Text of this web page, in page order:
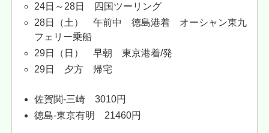
24日～28日 四国ツーリング
28日（土） 午前中 徳島港着 オーシャン東九
フェリー乗船
29日（日） 早朝 東京港着/発
29日 夕方 帰宅
佐賀関-三崎 3010円
徳島-東京有明 21460円